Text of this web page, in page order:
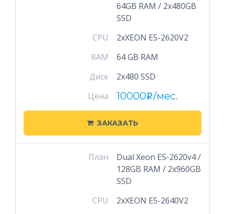
64GB RAM / 2x480GB
SSD
CPU
2xXEON E5-2620V2
RAM
64 GB RAM
Диск
2x480 SSD
Цена
10000i/мес.
ЗАКАЗАТЬ
План
Dual Xeon E5-2620v4 /
128GB RAM / 2x960GB
SSD
CPU
2xXEON E5-2640V2